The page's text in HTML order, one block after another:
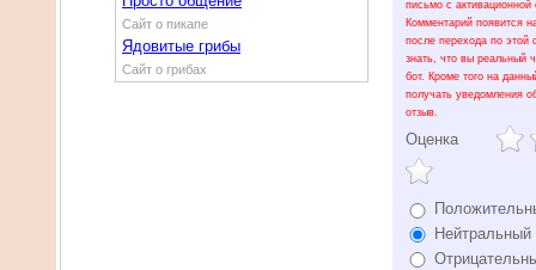
Сайт о пикапе
Ядовитые грибы
Сайт о грибах
письмо с активационной
Комментарий появится
после перехода по
знать, что вы реальный
бот. Кроме того на
получать уведомления
отзыв.
Оценка
Нейтральный